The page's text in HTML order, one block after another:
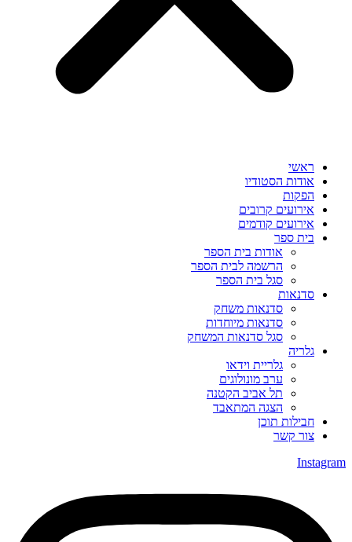
ראשי
אודות הסטודיו
הפקות
אירועים קרובים
אירועים קודמים
בית ספר
אודות בית הספר
הרשמה לבית הספר
סגל בית הספר
סדנאות
סדנאות משחק
סדנאות מיוחדות
סגל סדנאות המשחק
גלריה
גלריית וידאו
ערב מונולוגים
תל אביב הקטנה
הצגה המתאבד
חבילות תוכן
צור קשר
Instagram